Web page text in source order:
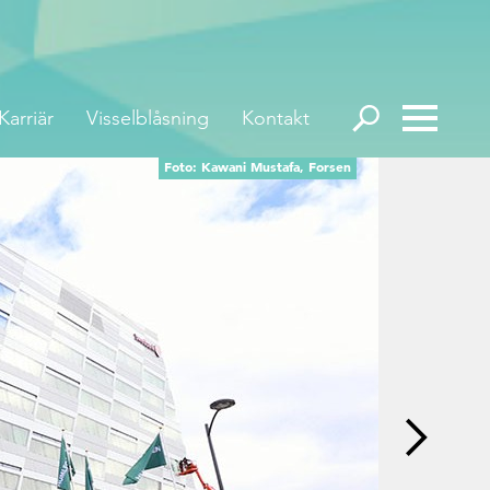
Visselblåsning Kontakt
Foto: Kawani Mustafa, Forsen